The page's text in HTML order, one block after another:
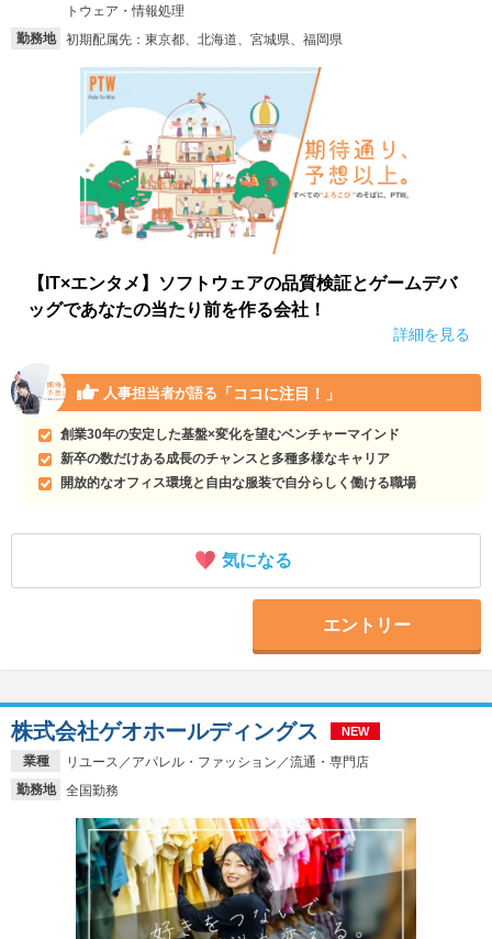
トウェア・情報処理
勤務地
初期配属先：東京都、北海道、宮城県、福岡県
【IT×エンタメ】ソフトウェアの品質検証とゲームデバ
ッグであなたの当たり前を作る会社！
詳細を見る
人事担当者が語る 「ココに注目！」
創業30年の安定した基盤×変化を望むベンチャーマインド
新卒の数だけある成長のチャンスと多種多様なキャリア
開放的なオフィス環境と自由な服装で自分らしく働ける職場
気になる
エントリー
業種
リユース／アパレル・ファッション／流通・専門店
勤務地
全国勤務
株式会社ゲオホールディングス NEW